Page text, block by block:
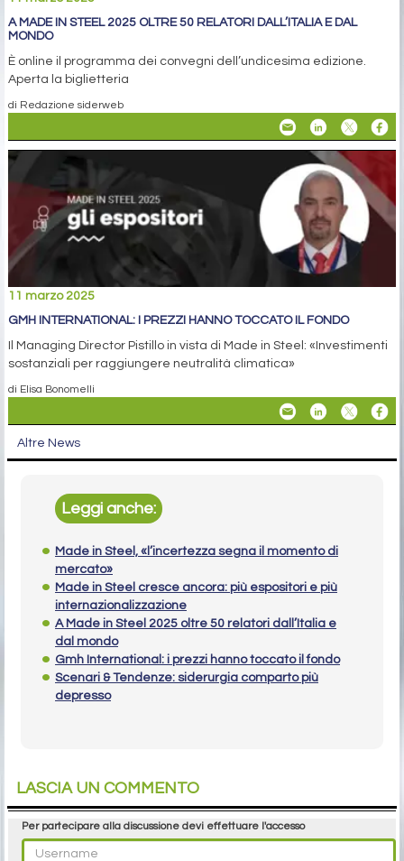
A MADE IN STEEL 2025 OLTRE 50 RELATORI DALL’ITALIA E DAL
MONDO
È online il programma dei convegni dell’undicesima edizione.
Aperta la biglietteria
di Redazione siderweb
11 marzo 2025
GMH INTERNATIONAL: I PREZZI HANNO TOCCATO IL FONDO
Il Managing Director Pistillo in vista di Made in Steel: «Investimenti
sostanziali per raggiungere neutralità climatica»
di Elisa Bonomelli
Altre News
Leggi anche:
Made in Steel, «l’incertezza segna il momento di
mercato»
Made in Steel cresce ancora: più espositori e più
internazionalizzazione
A Made in Steel 2025 oltre 50 relatori dall’Italia e
dal mondo
Gmh International: i prezzi hanno toccato il fondo
Scenari & Tendenze: siderurgia comparto più
depresso
LASCIA UN COMMENTO
Per partecipare alla discussione devi effettuare l'accesso